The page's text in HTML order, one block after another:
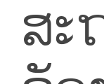
ສະ